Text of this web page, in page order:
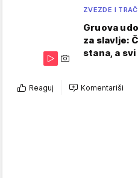
ZVEZDE I
Gruova
za slavlje:
stana, a
Reaguj Komentariši